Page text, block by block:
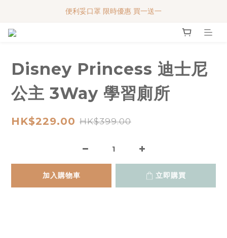
便利妥口罩 限時優惠 買一送一
便利妥口罩 限時優惠 買一送一
Disney Princess 迪士尼
公主 3Way 學習廁所
HK$229.00 HK$399.00
加入購物車 立即購買